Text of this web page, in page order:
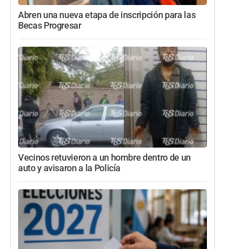
Abren una nueva etapa de inscripción para las
Becas Progresar
Vecinos retuvieron a un hombre dentro de un
auto y avisaron a la Policía